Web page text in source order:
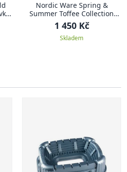
Nordic Ware Spring &
Summer Toffee Collection
Forma na bábovku 23,5 cm
KRÁLOVSKÁ LILIE
1 450 Kč
Skladem